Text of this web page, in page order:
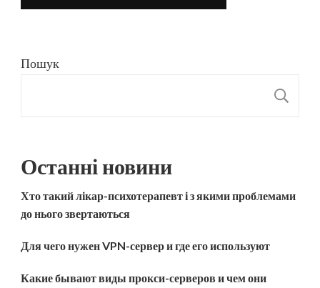
Пошук
Останні новини
Хто такий лікар-психотерапевт і з якими проблемами
до нього звертаються
Для чего нужен VPN-сервер и где его используют
Какие бывают виды прокси-серверов и чем они